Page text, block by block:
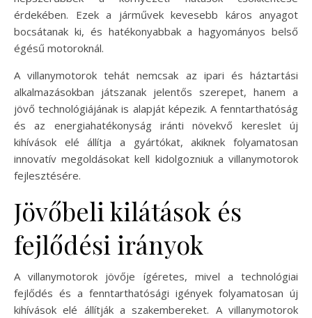
érdekében. Ezek a járművek kevesebb káros anyagot
bocsátanak ki, és hatékonyabbak a hagyományos belső
égésű motoroknál.
A villanymotorok tehát nemcsak az ipari és háztartási
alkalmazásokban játszanak jelentős szerepet, hanem a
jövő technológiájának is alapját képezik. A fenntarthatóság
és az energiahatékonyság iránti növekvő kereslet új
kihívások elé állítja a gyártókat, akiknek folyamatosan
innovatív megoldásokat kell kidolgozniuk a villanymotorok
fejlesztésére.
Jövőbeli kilátások és
fejlődési irányok
A villanymotorok jövője ígéretes, mivel a technológiai
fejlődés és a fenntarthatósági igények folyamatosan új
kihívások elé állítják a szakembereket. A villanymotorok